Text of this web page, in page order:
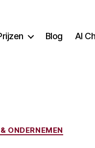
Blog
AI
ONDERNEMEN